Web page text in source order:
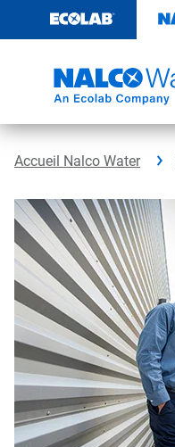
contenu​​​​​​​
Accueil Nalco Water